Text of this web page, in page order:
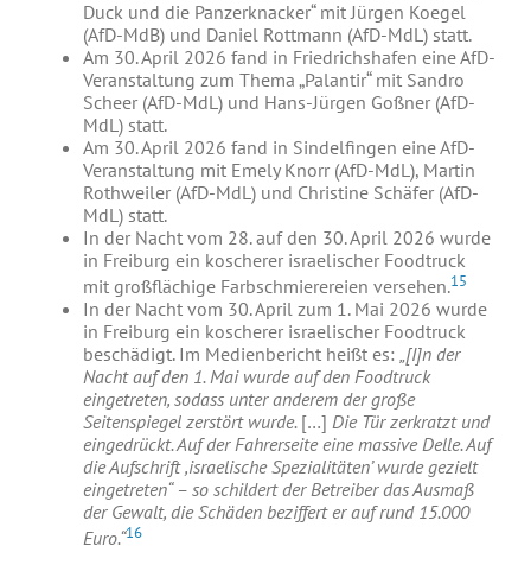
Duck und die Panzerknacker“ mit Jürgen Koegel
(AfD-MdB) und Daniel Rottmann (AfD-MdL) statt.
Am 30. April 2026 fand in Friedrichshafen eine AfD-
Veranstaltung zum Thema „Palantir“ mit Sandro
Scheer (AfD-MdL) und Hans-Jürgen Goßner (AfD-
MdL) statt.
Am 30. April 2026 fand in Sindelfingen eine AfD-
Veranstaltung mit Emely Knorr (AfD-MdL), Martin
Rothweiler (AfD-MdL) und Christine Schäfer (AfD-
MdL) statt.
In der Nacht vom 28. auf den 30. April 2026 wurde
in Freiburg ein koscherer israelischer Foodtruck
mit großflächige Farbschmierereien versehen.15
In der Nacht vom 30. April zum 1. Mai 2026 wurde
in Freiburg ein koscherer israelischer Foodtruck
beschädigt. Im Medienbericht heißt es: „[I]n der
Nacht auf den 1. Mai wurde auf den Foodtruck
eingetreten, sodass unter anderem der große
Seitenspiegel zerstört wurde. […] Die Tür zerkratzt und
eingedrückt. Auf der Fahrerseite eine massive Delle. Auf
die Aufschrift ,israelische Spezialitäten’ wurde gezielt
eingetreten“ – so schildert der Betreiber das Ausmaß
der Gewalt, die Schäden beziffert er auf rund 15.000
Euro.“16